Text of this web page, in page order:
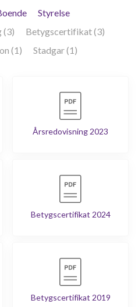
Styrelse
(3)
Betygscertifikat (3)
(1)
Stadgar (1)
Årsredovisning 2023
Betygscertifikat 2024
Betygscertifikat 2019